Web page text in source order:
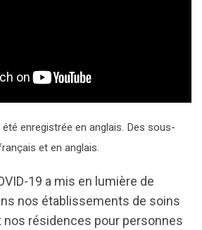
enregistrée en anglais. Des sous-
et en anglais.
19 a mis en lumière de
nos établissements de soins
nos résidences pour personnes